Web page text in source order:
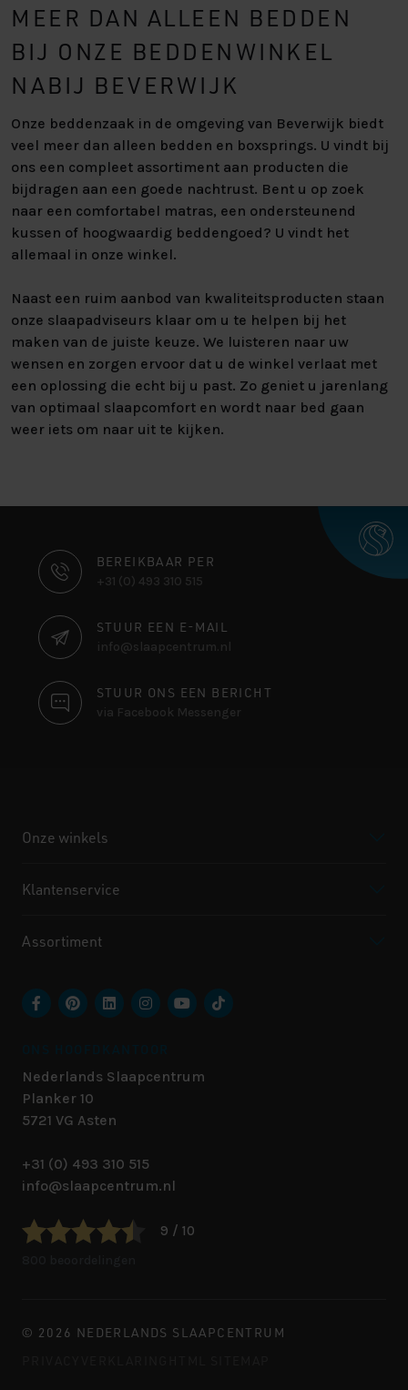
MEER DAN ALLEEN BEDDEN
BIJ ONZE BEDDENWINKEL
NABIJ BEVERWIJK
Onze beddenzaak in de omgeving van Beverwijk biedt
veel meer dan alleen bedden en boxsprings. U vindt bij
ons een compleet assortiment aan producten die
bijdragen aan een goede nachtrust. Bent u op zoek
naar een comfortabel matras, een ondersteunend
kussen of hoogwaardig beddengoed? U vindt het
allemaal in onze winkel.
Naast een ruim aanbod van kwaliteitsproducten staan
onze slaapadviseurs klaar om u te helpen bij het
maken van de juiste keuze. We luisteren naar uw
wensen en zorgen ervoor dat u de winkel verlaat met
een oplossing die echt bij u past. Zo geniet u jarenlang
van optimaal slaapcomfort en wordt naar bed gaan
weer iets om naar uit te kijken.
CONTACT
INFORMATIE
BEREIKBAAR PER
+31 (0) 493 310 515
STUUR EEN E-MAIL
info@slaapcentrum.nl
STUUR ONS EEN BERICHT
via Facebook Messenger
Onze winkels
Klantenservice
Assortiment
Nederlands Slaapcentrum
Planker 10
5721 VG Asten
+31 (0) 493 310 515
info@slaapcentrum.nl
9 / 10
© 2026 NEDERLANDS SLAAPCENTRUM